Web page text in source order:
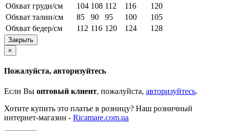
Обхват груди/см
104 108 112 116
120
Обхват талии/см
85 90 95 100
105
Обхват бедер/см
112 116 120 124 128
Закрыть
×
Пожалуйста, авторизуйтесь
Если Вы оптовый клиент, пожалуйста, авторизуйтесь.
Хотите купить это платье в розницу? Наш розничный
интернет-магазин - Ricamare.com.ua